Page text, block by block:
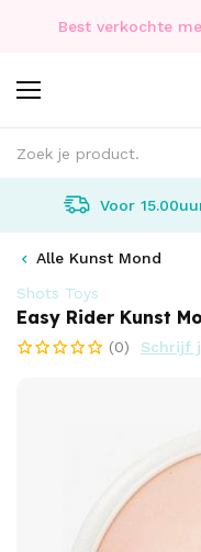
Best verkochte
Voor
Alle Kunst Mond
Shots Toys
Easy Rider Kunst
(0) Schrijf